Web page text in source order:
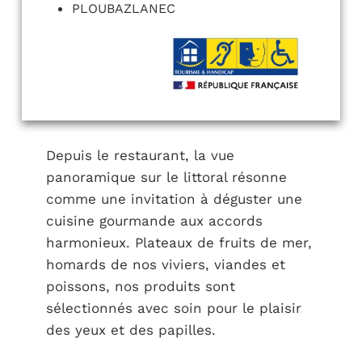
PLOUBAZLANEC
Depuis le restaurant, la vue
panoramique sur le littoral résonne
comme une invitation à déguster une
cuisine gourmande aux accords
harmonieux. Plateaux de fruits de mer,
homards de nos viviers, viandes et
poissons, nos produits sont
sélectionnés avec soin pour le plaisir
des yeux et des papilles.